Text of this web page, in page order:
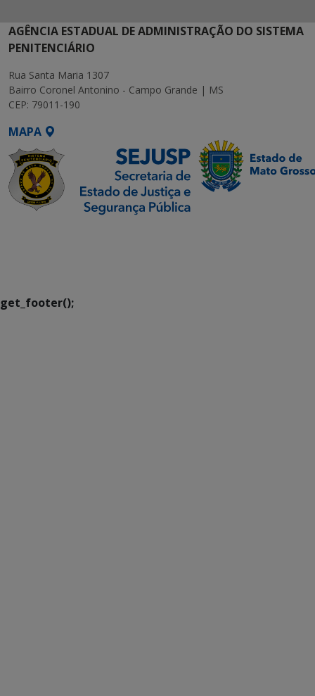
AGÊNCIA ESTADUAL DE ADMINISTRAÇÃO DO SISTEMA
PENITENCIÁRIO
Rua Santa Maria 1307
Bairro Coronel Antonino - Campo Grande | MS
CEP: 79011-190
MAPA
get_footer();